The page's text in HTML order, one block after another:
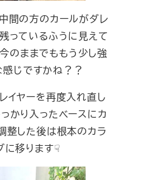
間の方のカールがダレ
っているふうに見えて
のままでももう少し強
じですかね？？
イヤーを再度入れ直し
かり入ったベースにカ
整した後は根本のカラ
に移ります☟